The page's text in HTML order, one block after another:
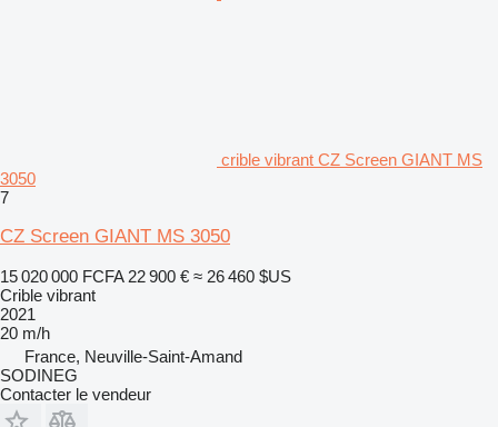
crible vibrant CZ Screen GIANT MS
3050
7
CZ Screen GIANT MS 3050
15 020 000 FCFA 22 900 € ≈ 26 460 $US
Crible vibrant
2021
20 m/h
France, Neuville-Saint-Amand
SODINEG
Contacter le vendeur